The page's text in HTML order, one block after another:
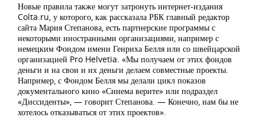
Новые правила также могут затронуть интернет-издания
Colta.ru, у которого, как рассказала РБК главный редактор
сайта Мария Степанова, есть партнерские программы с
некоторыми иностранными организациями, например с
немецким Фондом имени Генриха Белля или со швейцарской
организацией Pro Helvetia. «Мы получаем от этих фондов
деньги и на свои и их деньги делаем совместные проекты.
Например, с Фондом Белля мы делали цикл показов
документального кино «Синема верите» или подраздел
«Диссиденты», — говорит Степанова. — Конечно, нам бы не
хотелось отказываться от этих проектов».